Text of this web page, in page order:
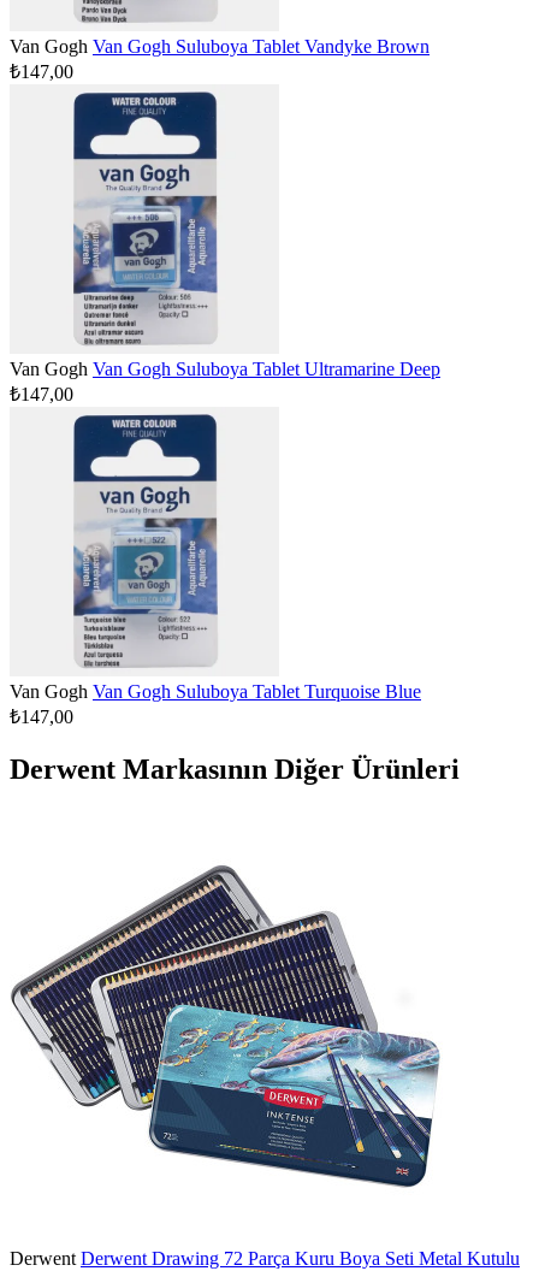
Van Gogh Van Gogh Suluboya Tablet Vandyke Brown
₺147,00
Van Gogh Van Gogh Suluboya Tablet Ultramarine Deep
₺147,00
Van Gogh Van Gogh Suluboya Tablet Turquoise Blue
₺147,00
Derwent Markasının Diğer Ürünleri
Derwent Derwent Drawing 72 Parça Kuru Boya Seti Metal Kutulu